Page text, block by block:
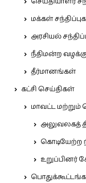
மக்கள்
அரசியல்
நீதிமன்ற
தீர்மானங்கள்
கட்சி செய்திகள்
மாவட்ட மற்றும்
அலுவலகத்
கொடியேற்ற
உறுப்பினர்